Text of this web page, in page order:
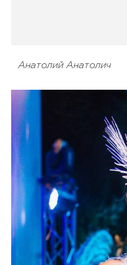
Анатолий Анатолич